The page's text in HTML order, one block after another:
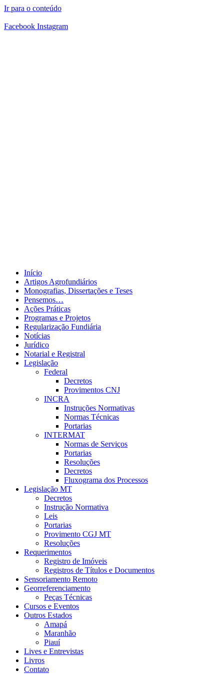
Ir para o conteúdo
Facebook Instagram
Início
Artigos Agrofundiários
Monografias, Dissertações e Teses
Pensemos…
Ações Práticas
Programas e Projetos
Regularização Fundiária
Notícias
Jurídico
Notarial e Registral
Legislação
Federal
Decretos
Provimentos CNJ
INCRA
Instruções Normativas
Normas Técnicas
Portarias
INTERMAT
Normas de Serviços
Portarias
Resoluções
Decretos
Fluxograma dos Processos
Legislação MT
Decretos
Instrução Normativa
Leis
Portarias
Provimento CGJ MT
Resoluções
Requerimentos
Registro de Imóveis
Registros de Títulos e Documentos
Sensoriamento Remoto
Georreferenciamento
Peças Técnicas
Cursos e Eventos
Outros Estados
Amapá
Maranhão
Piauí
Lives e Entrevistas
Livros
Contato